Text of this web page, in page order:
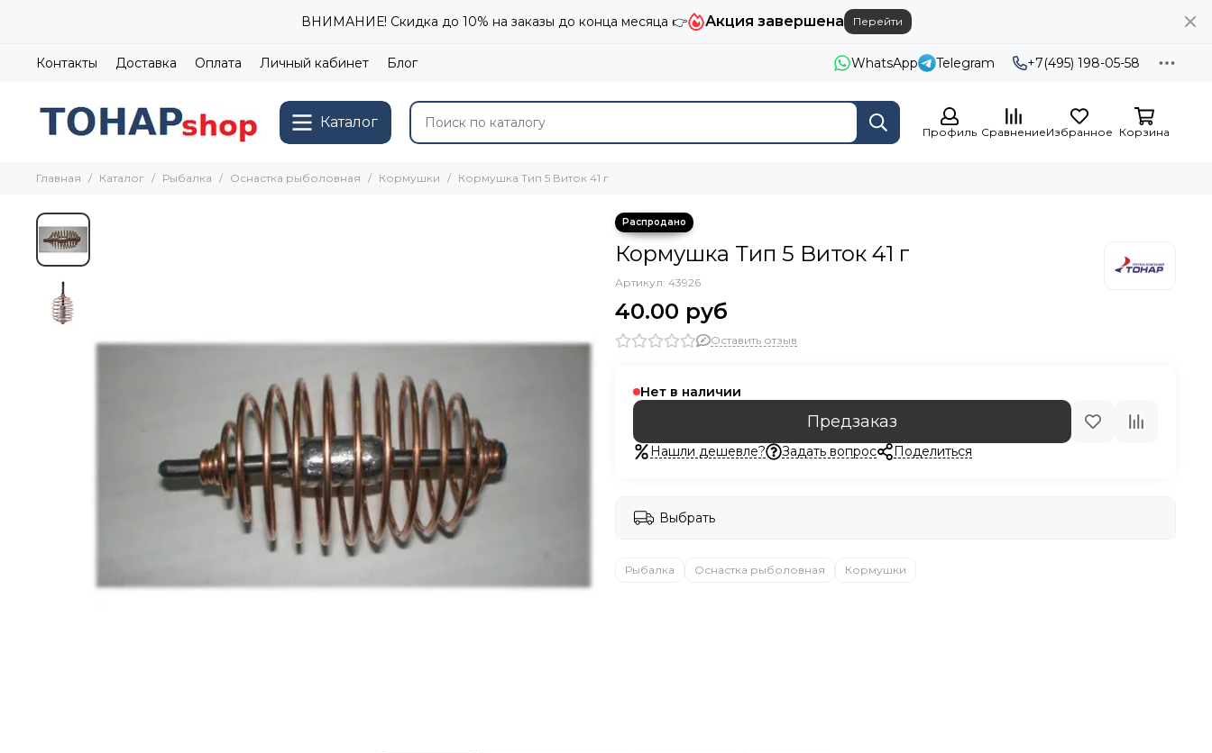
ВНИМАНИЕ! Скидка до 10% на заказы до конца месяца 👉 Акция завершена Перейти
Контакты Доставка Оплата Личный кабинет Блог WhatsApp Telegram +7(495) 198-05-58
Каталог
Профиль СравнениеИзбранное Корзина
Главная Каталог Рыбалка Оснастка рыболовная Кормушки Кормушка Тип 5 Виток 41 г
Кормушка Тип 5 Виток 41 г
Артикул: 43926
40.00 руб
Оставить отзыв
Нет в наличии
Предзаказ
Нашли дешевле? Задать вопрос Поделиться
Выбрать
Рыбалка Оснастка рыболовная Кормушки